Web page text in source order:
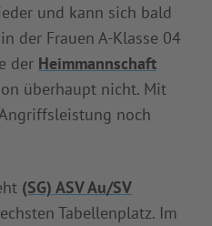
und kann sich bald
der Frauen A-Klasse 04
der Heimmannschaft
überhaupt nicht. Mit
noch
(SG) ASV Au/SV
Tabellenplatz. Im